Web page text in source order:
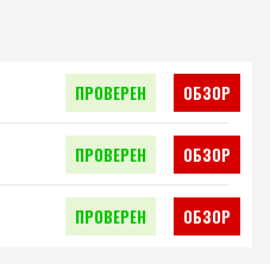
ПРОВЕРЕН ОБЗОР
ПРОВЕРЕН ОБЗОР
ПРОВЕРЕН ОБЗОР